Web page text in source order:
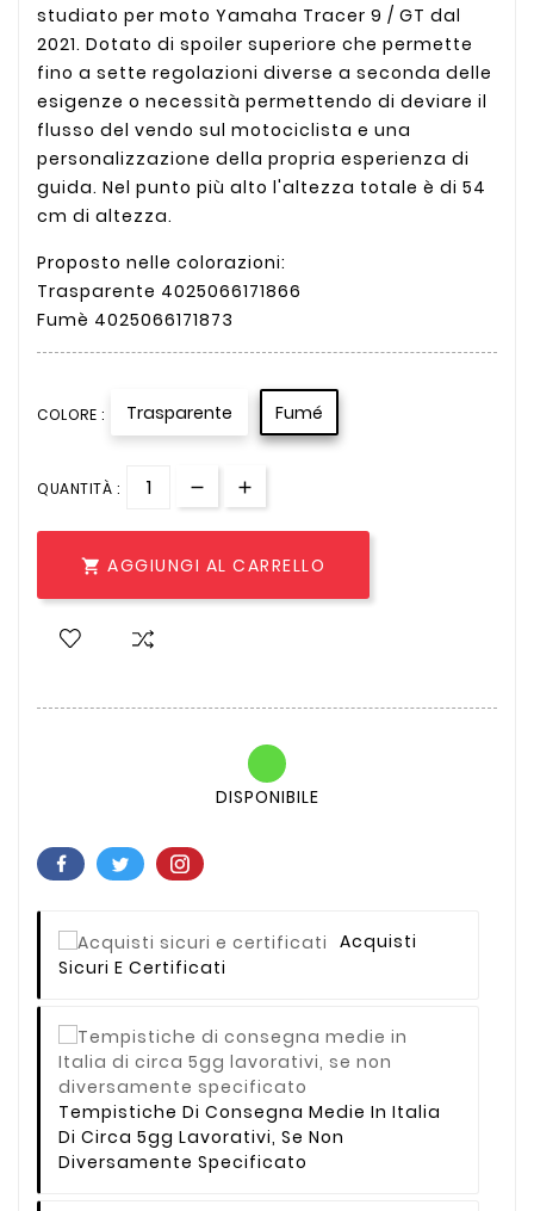
studiato per moto Yamaha Tracer 9 / GT dal
2021. Dotato di spoiler superiore che permette
fino a sette regolazioni diverse a seconda delle
esigenze o necessità permettendo di deviare il
flusso del vendo sul motociclista e una
personalizzazione della propria esperienza di
guida. Nel punto più alto l'altezza totale è di 54
cm di altezza.
Proposto nelle colorazioni:
Trasparente 4025066171866
Fumè 4025066171873
COLORE : Trasparente Fumé
QUANTITÀ :
 AGGIUNGI AL CARRELLO
DISPONIBILE
Acquisti
Sicuri E Certificati
Tempistiche Di Consegna Medie In Italia
Di Circa 5gg Lavorativi, Se Non
Diversamente Specificato